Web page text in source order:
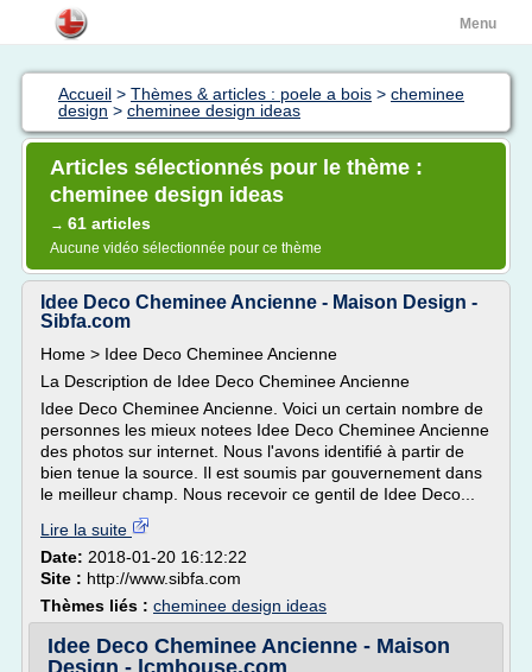
Menu
Accueil > Thèmes & articles : poele a bois > cheminee
design > cheminee design ideas
Articles sélectionnés pour le thème :
cheminee design ideas
→ 61 articles
Aucune vidéo sélectionnée pour ce thème
Idee Deco Cheminee Ancienne - Maison Design -
Sibfa.com
Home > Idee Deco Cheminee Ancienne
La Description de Idee Deco Cheminee Ancienne
Idee Deco Cheminee Ancienne. Voici un certain nombre de
personnes les mieux notees Idee Deco Cheminee Ancienne
des photos sur internet. Nous l'avons identifié à partir de
bien tenue la source. Il est soumis par gouvernement dans
le meilleur champ. Nous recevoir ce gentil de Idee Deco...
Lire la suite
Date: 2018-01-20 16:12:22
Site : http://www.sibfa.com
Thèmes liés : cheminee design ideas
Idee Deco Cheminee Ancienne - Maison
Design - lcmhouse.com